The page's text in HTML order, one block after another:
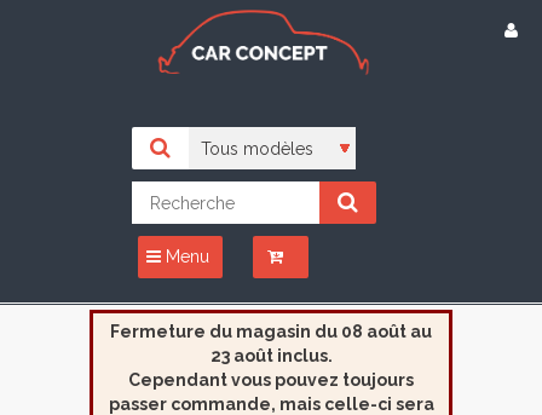
Menu
Fermeture du magasin du 08 août au
23 août inclus.
Cependant vous pouvez toujours
passer commande, mais celle-ci sera